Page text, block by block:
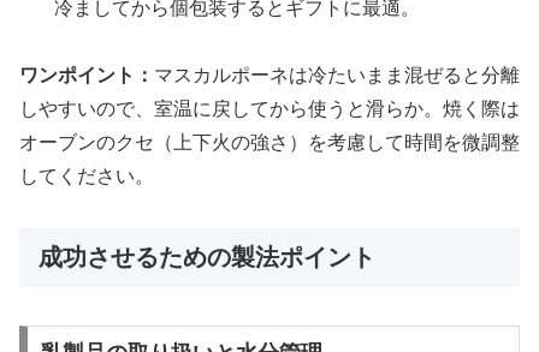
冷ましてから個包装するとギフトに最適。
ワンポイント： マスカルポーネは冷たいまま混ぜると分離
しやすいので、室温に戻してから使うと滑らか。焼く際は
オーブンのクセ（上下火の強さ）を考慮して時間を微調整
してください。
成功させるための製法ポイント